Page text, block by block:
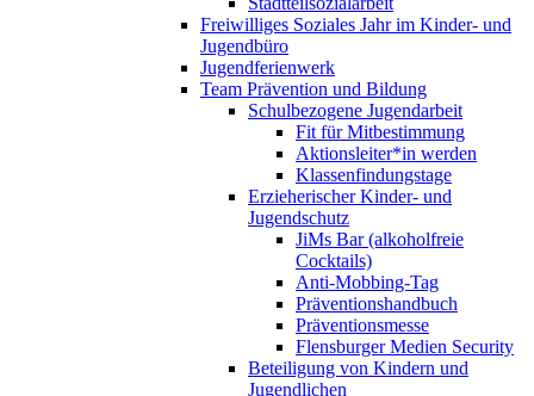
Freiwilliges Soziales Jahr im Kinder- und
Jugendbüro
Jugendferienwerk
Team Prävention und Bildung
Schulbezogene Jugendarbeit
Fit für Mitbestimmung
Aktionsleiter*in werden
Klassenfindungstage
Erzieherischer Kinder- und
Jugendschutz
JiMs Bar (alkoholfreie
Cocktails)
Anti-Mobbing-Tag
Präventionshandbuch
Präventionsmesse
Flensburger Medien Security
Beteiligung von Kindern und
Jugendlichen